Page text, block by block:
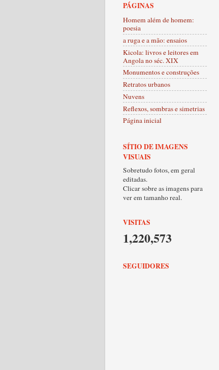
PÁGINAS
Homem além de homem:
poesia
a ruga e a mão: ensaios
Kicola: livros e leitores em
Angola no séc. XIX
Monumentos e construções
Retratos urbanos
Nuvens
Reflexos, sombras e simetrias
Página inicial
SÍTIO DE IMAGENS
VISUAIS
Sobretudo fotos, em geral
editadas.
Clicar sobre as imagens para
ver em tamanho real.
VISITAS
1,220,573
SEGUIDORES